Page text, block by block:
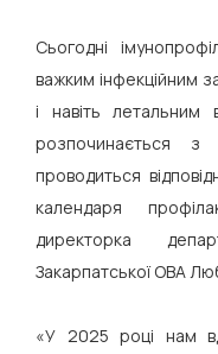
Сьогодні
важким інфекційним
і навіть
розпочинається
проводиться
календаря
директорка
Закарпатської ОВА
«У 2025 році нам